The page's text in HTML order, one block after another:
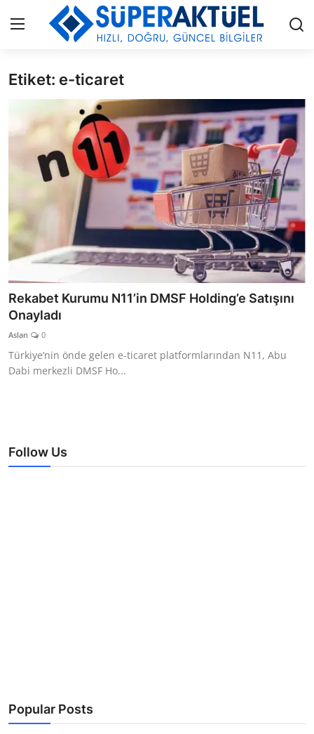
Giriş
İLETİŞİM
HAKKIMIZDA
MODA
İŞ BİRLİĞİ
MÜZİK
TEKNOLOJİ
BİLGİ
ÖNEMLİ GÜNLER
Etiket: e-ticaret
Rekabet Kurumu N11’in DMSF Holding’e Satışını
Onayladı
Aslan 0
Türkiye’nin önde gelen e-ticaret platformlarından N11, Abu
Dabi merkezli DMSF Ho...
Follow Us
Popular Posts